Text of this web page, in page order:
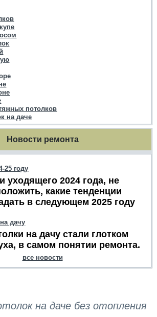
потолков
на даче
Новости ремонта
25 году
уходящего 2024 года, не
какие тенденции
в следующем 2025 году
дачу
на дачу стали глотком
в самом понятии ремонта.
все новости
на даче без отопления